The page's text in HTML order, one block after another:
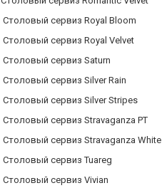
Столовый сервиз Royal Bloom
Столовый сервиз Royal Velvet
Столовый сервиз Saturn
Столовый сервиз Silver Rain
Столовый сервиз Silver Stripes
Столовый сервиз Stravaganza PT
Столовый сервиз Stravaganza White
Столовый сервиз Tuareg
Столовый сервиз Vivian